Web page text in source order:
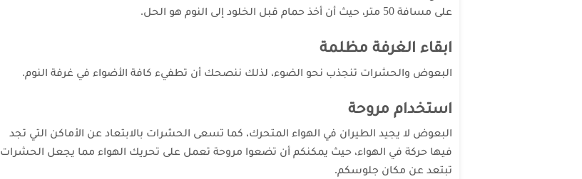
على مسافة 50 متر، حيث أن أخذ حمام قبل الخلود إلى النوم هو الحل.
ابقاء الغرفة مظلمة
البعوض والحشرات تنجذب نحو الضوء، لذلك ننصحك أن تطفيء كافة الأضواء في غرفة النوم.
استخدام مروحة
البعوض لا يجيد الطيران في الهواء المتحرك، كما تسعى الحشرات بالابتعاد عن الأماكن التي تجد
فيها حركة في الهواء، حيث يمكنكم أن تضعوا مروحة تعمل على تحريك الهواء مما يجعل الحشرات
تبتعد عن مكان جلوسكم.